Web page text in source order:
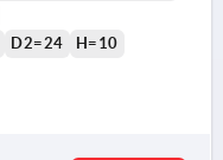
D2=24
H=10